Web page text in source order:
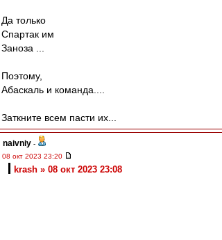
Да только
Спартак им
Заноза ...
Поэтому,
Абаскаль и команда....
Заткните всем пасти их...
naivniy -
08 окт 2023 23:20
krash » 08 окт 2023 23:08